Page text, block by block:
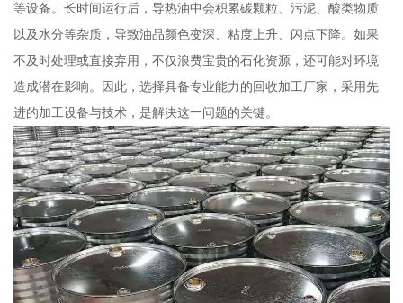
等设备。长时间运行后，导热油中会积累碳颗粒、污泥、酸类物质
以及水分等杂质，导致油品颜色变深、粘度上升、闪点下降。如果
不及时处理或直接弃用，不仅浪费宝贵的石化资源，还可能对环境
造成潜在影响。因此，选择具备专业能力的回收加工厂家，采用先
进的加工设备与技术，是解决这一问题的关键。